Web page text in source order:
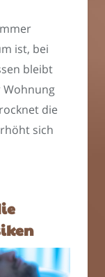
ist, bei
bleibt
die
sich